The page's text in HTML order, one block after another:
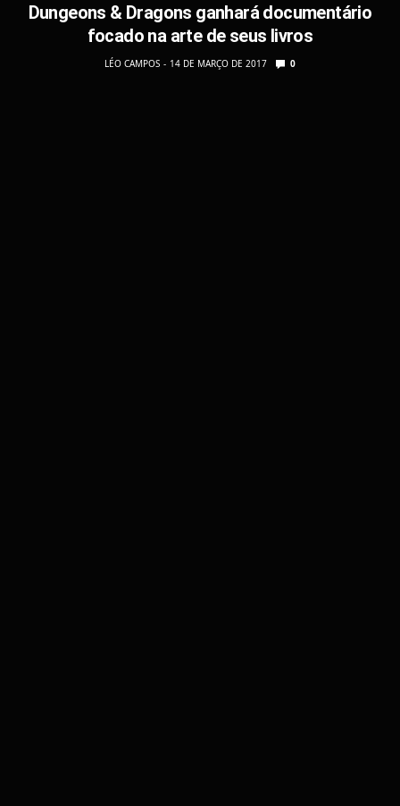
Dungeons & Dragons ganhará documentário
focado na arte de seus livros
LÉO CAMPOS 14 DE MARÇO DE 2017 0